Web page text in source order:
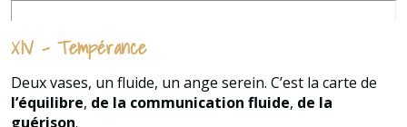
XIV – Tempérance
Deux vases, un fluide, un ange serein. C’est la carte de
l’équilibre, de la communication fluide, de la
guérison.